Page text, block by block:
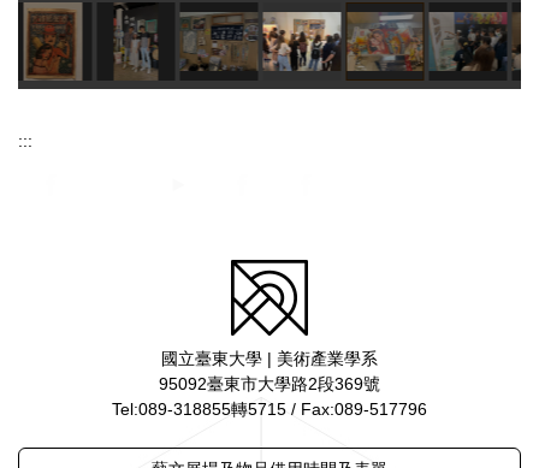
:::
國立臺東大學 | 美術產業學系
95092臺東市大學路2段369號
Tel:089-318855轉5715 / Fax:089-517796